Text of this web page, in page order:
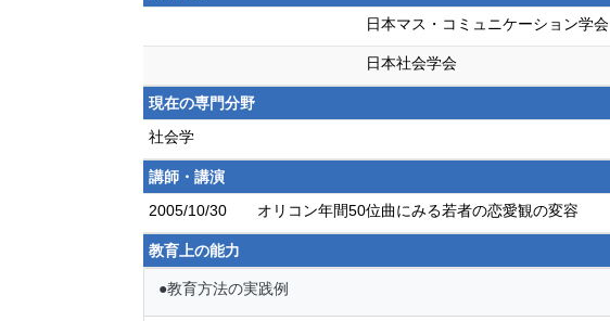
日本マス・コミュニケーション学会
日本社会学会
現在の専門分野
社会学
講師・講演
2005/10/30
オリコン年間50位曲にみる若者の恋愛観の変容
教育上の能力
●教育方法の実践例